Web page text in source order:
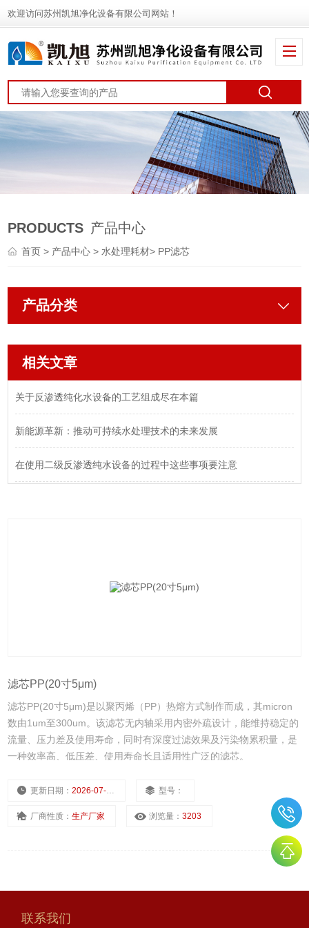
欢迎访问苏州凯旭净化设备有限公司网站！
PRODUCTS 产品中心
首页> 产品中心>水处理耗材> PP滤芯
产品分类
相关文章
关于反渗透纯化水设备的工艺组成尽在本篇
新能源革新：推动可持续水处理技术的未来发展
在使用二级反渗透纯水设备的过程中这些事项要注意
滤芯PP(20寸5μm)
滤芯PP(20寸5μm)是以聚丙烯（PP）热熔方式制作而成，其micron
数由1um至300um。该滤芯无内轴采用内密外疏设计，能维持稳定的
流量、压力差及使用寿命，同时有深度过滤效果及污染物累积量，是
一种效率高、低压差、使用寿命长且适用性广泛的滤芯。
更新日期：2026-07-09 型号：
厂商性质：生产厂家 浏览量：3203
联系我们